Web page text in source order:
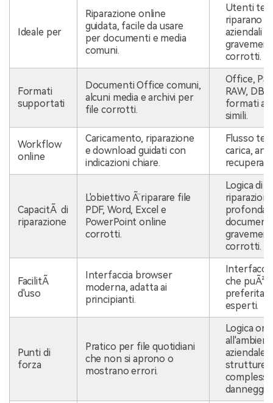
Ideale per
Riparazione online
guidata, facile da usare
per documenti e media
comuni.
Utenti
riparano
aziendali
corrotti.
Formati
supportati
Documenti Office comuni,
alcuni media e archivi per
file corrotti.
Office,
RAW,
formati
simili.
Workflow
online
Caricamento, riparazione
e download guidati con
indicazioni chiare.
Flusso
carica,
recupera.
CapacitÃ di
riparazione
L'obiettivo Ã¨ riparare file
PDF, Word, Excel e
PowerPoint online
corrotti.
Logica di
profonda
corrotti.
FacilitÃ
d'uso
Interfaccia browser
moderna, adatta ai
principianti.
che puÃ²
preferita
esperti.
Punti di
forza
Pratico per file quotidiani
che non si aprono o
mostrano errori.
Logica
aziendale
strutture